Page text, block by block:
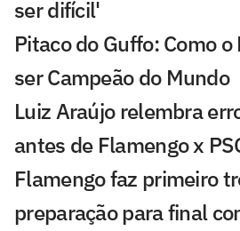
ser difícil'
Pitaco do Guffo: Como
ser Campeão do Mundo
Luiz Araújo relembra
antes de Flamengo x
Flamengo faz primeiro
preparação para final